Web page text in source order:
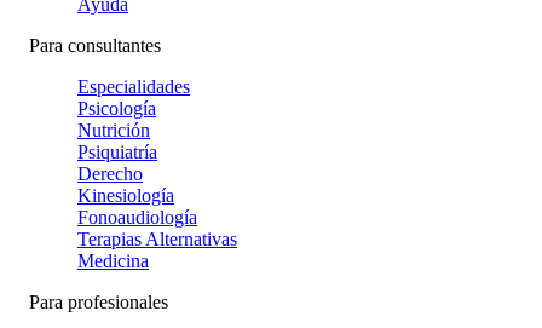
Ayuda
Para consultantes
Especialidades
Psicología
Nutrición
Psiquiatría
Derecho
Kinesiología
Fonoaudiología
Terapias Alternativas
Medicina
Para profesionales